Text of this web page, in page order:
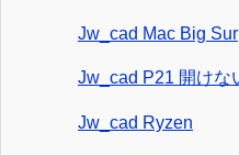
Jw_cad Mac Big Sur
Jw_cad P21 開けな
Jw_cad Ryzen